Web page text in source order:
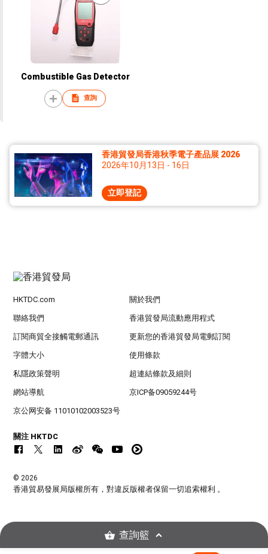
Combustible Gas Detector
查詢
香港貿發局香港秋季電子產品展 2026
2026年10月13日 - 16日
立即登記
HKTDC.com 關於我們
聯絡我們 香港貿發局流動應用程式
訂閱商貿全接觸電郵通訊 更新您的香港貿發局電郵訂閱
字體大小 使用條款
私隱政策聲明 超連結條款及細則
網站導航 京ICP备09059244号
京公网安备 11010102003523号
關注 HKTDC
© 2026
香港貿易發展局版權所有，對違反版權者保留一切追索權利 。
查詢籃